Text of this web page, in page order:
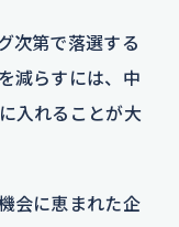
次第で落選する
減らすには、中
入れることが大
会に恵まれた企